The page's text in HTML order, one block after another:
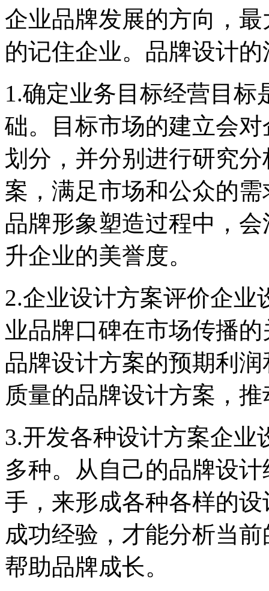
企业品牌发展的方向，
的记住企业。品牌设计
1.确定业务目标经营目
础。目标市场的建立会
划分，并分别进行研究
案，满足市场和公众的
品牌形象塑造过程中，
升企业的美誉度。
2.企业设计方案评价企
业品牌口碑在市场传播
品牌设计方案的预期利
质量的品牌设计方案，
3.开发各种设计方案企
多种。从自己的品牌设
手，来形成各种各样的
成功经验，才能分析当
帮助品牌成长。